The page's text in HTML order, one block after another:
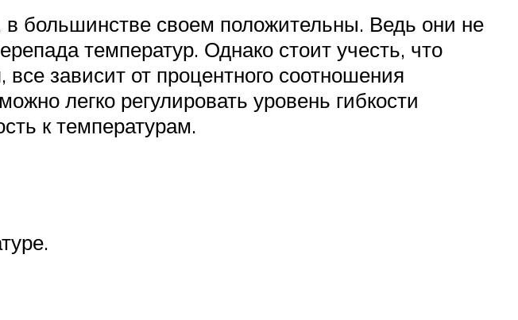
большинстве своем положительны. Ведь они не
температур. Однако стоит учесть, что
зависит от процентного соотношения
легко регулировать уровень гибкости
к температурам.